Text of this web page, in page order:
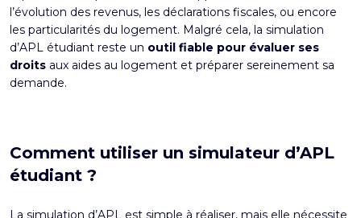
l’évolution des revenus, les déclarations fiscales, ou encore
les particularités du logement. Malgré cela, la simulation
d’APL étudiant reste un outil fiable pour évaluer ses
droits aux aides au logement et préparer sereinement sa
demande.
Comment utiliser un simulateur d’APL
étudiant ?
La simulation d’APL est simple à réaliser, mais elle nécessite